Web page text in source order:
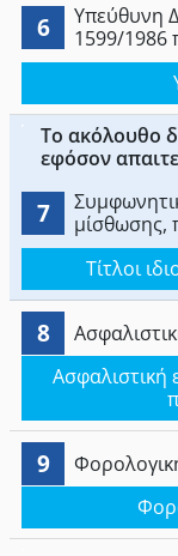
6
Υπεύθυνη
1599/1986
των
ή Ν.Π.Ι.Δ.
και εξόδων.
Το ακόλουθο
εφόσον
7
μίσθωσης,
μίσθωσης
Τίτλοι
8
Ασφαλιστική
9